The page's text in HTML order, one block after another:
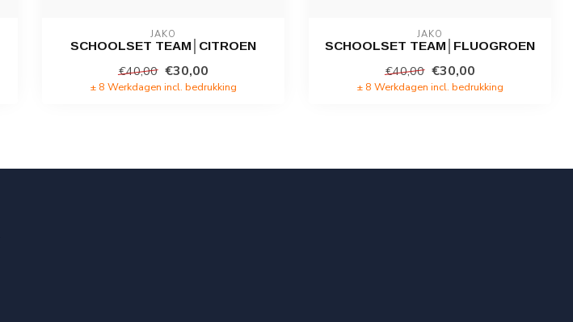
JAKO
SCHOOLSET TEAM│CITROEN
€40,00 €30,00
± 8 Werkdagen incl. bedrukking
JAKO
SCHOOLSET TEAM│FLUOGROEN
€40,00 €30,00
± 8 Werkdagen incl. bedrukking